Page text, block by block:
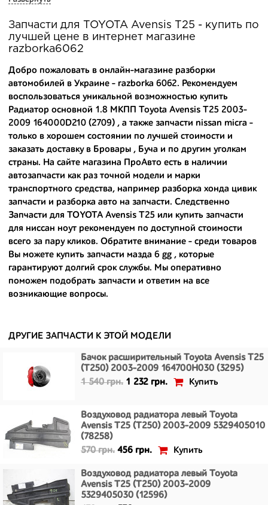
производителя.
Вашему вниманию предлагаем широкий ассортимент
автозапчастей дляTOYOTA Avensis T25 (T250) 2003-2009
популярных марок. Мы продаем оригинальные и
высококачественные запчасти, отказываясь от контрафактных
аналогов.
Многие наши оптовые клиенты рекомендуют именно нашу
разборку как надежного и проверенного продавца. Если вам
требуется приобрести оптовую партию деталей для японских
автомобилей, то консультанты нашего интернет-магазина
подберут вам товар и укомплектуют партию. Также мы поможем с
правильным выбором по каталогу автозапчастей.
Купить комплектующие для авто с разборки – хорошее решение.
Ведь наши запчасти:
- доступные по цене;
- сняты только с автомобилей, которые ездили по превосходным
европейским и японским дорогам;
- имеют большой запас прочности и невыробатанный ресурс, и
долго прослужат вам.
Запчасти для TOYOTA Avensis T25 - купить по
лучшей цене в интернет магазине
razborka6062
Добро пожаловать в онлайн-магазине разборки
автомобилей в Украине - razborka 6062. Рекомендуем
воспользоваться уникальной возможностью купить
Радиатор основной 1.8 МКПП Toyota Avensis T25 2003-
2009 164000D210 (2709) , а также запчасти nissan micra -
только в хорошем состоянии по лучшей стоимости и
заказать доставку в Бровары , Буча и по другим уголкам
страны. На сайте магазина ПроАвто есть в наличии
автозапчасти как раз точной модели и марки
транспортного средства, например разборка хонда цивик
запчасти и разборка авто на запчасти. Следственно
Запчасти для TOYOTA Avensis T25 или купить запчасти
для ниссан ноут рекомендуем по доступной стоимости
всего за пару кликов. Обратите внимание - среди товаров
Вы можете купить запчасти мазда 6 gg , которые
гарантируют долгий срок службы. Мы оперативно
поможем подобрать запчасти и ответим на все
возникающие вопросы.
ДРУГИЕ ЗАПЧАСТИ К ЭТОЙ МОДЕЛИ
Бачок расширительный Toyota Avensis T25
(T250) 2003-2009 164700H030 (3295)
1 540 грн. 1 232 грн. Купить
Воздуховод радиатора левый Toyota
Avensis T25 (T250) 2003-2009 5329405010
(78258)
570 грн. 456 грн. Купить
Воздуховод радиатора левый Toyota
Avensis T25 (T250) 2003-2009
5329405030 (12596)